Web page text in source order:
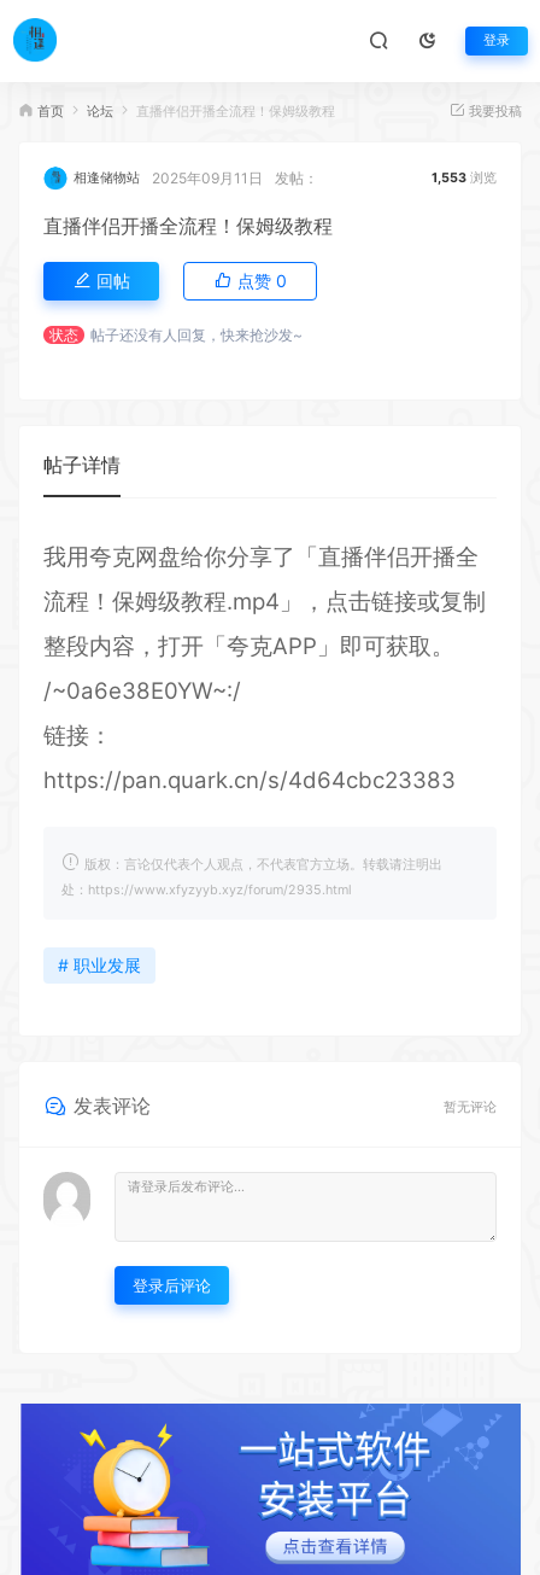
登录
首页 论坛 直播伴侣开播全流程！保姆级教程 我要投稿
相逢储物站 2025年09月11日 发帖： 1,553 浏览
直播伴侣开播全流程！保姆级教程
回帖 点赞 0
状态 帖子还没有人回复，快来抢沙发~
帖子详情
我用夸克网盘给你分享了「直播伴侣开播全
流程！保姆级教程.mp4」，点击链接或复制
整段内容，打开「夸克APP」即可获取。
/~0a6e38E0YW~:/
链接：
https://pan.quark.cn/s/4d64cbc23383
版权：言论仅代表个人观点，不代表官方立场。转载请注明出
处：https://www.xfyzyyb.xyz/forum/2935.html
# 职业发展
发表评论 暂无评论
登录后评论